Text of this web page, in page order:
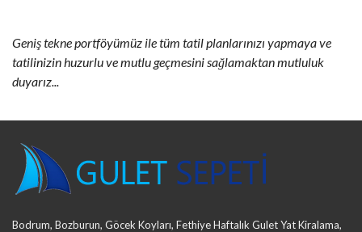
Geniş tekne portföyümüz ile tüm tatil planlarınızı yapmaya ve
tatilinizin huzurlu ve mutlu geçmesini sağlamaktan mutluluk
duyarız...
Bodrum, Bozburun, Göcek Koyları, Fethiye Haftalık Gulet Yat Kiralama,